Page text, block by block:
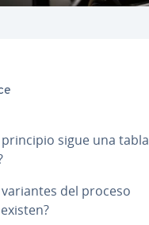
principio sigue una tabla
variantes del proceso